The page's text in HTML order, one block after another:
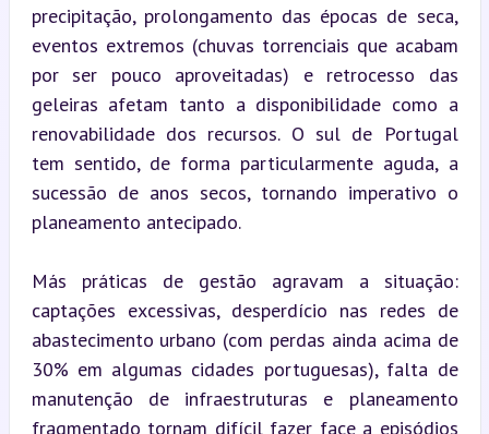
precipitação, prolongamento das épocas de seca,
eventos extremos (chuvas torrenciais que acabam
por ser pouco aproveitadas) e retrocesso das
geleiras afetam tanto a disponibilidade como a
renovabilidade dos recursos. O sul de Portugal
tem sentido, de forma particularmente aguda, a
sucessão de anos secos, tornando imperativo o
planeamento antecipado.
Más práticas de gestão agravam a situação:
captações excessivas, desperdício nas redes de
abastecimento urbano (com perdas ainda acima de
30% em algumas cidades portuguesas), falta de
manutenção de infraestruturas e planeamento
fragmentado tornam difícil fazer face a episódios